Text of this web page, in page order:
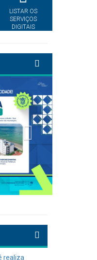
LISTAR OS
SERVIÇOS
DIGITAIS
Next
realiza